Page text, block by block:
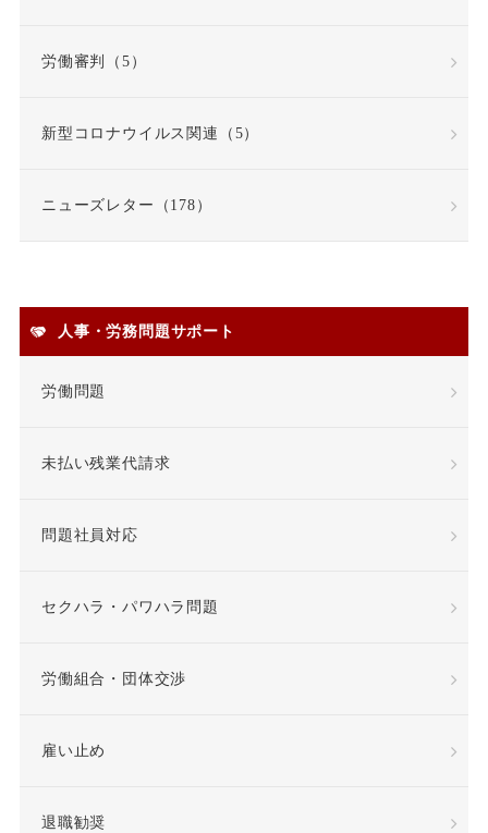
労働審判（5）
新型コロナウイルス関連（5）
ニューズレター（178）
人事・労務問題サポート
労働問題
未払い残業代請求
問題社員対応
セクハラ・パワハラ問題
労働組合・団体交渉
雇い止め
退職勧奨